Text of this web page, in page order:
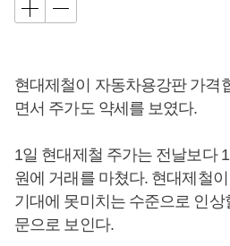
현대제철이 자동차용강판 가격
면서 주가도 약세를 보였다.
1일 현대제철 주가는 전날보다
원에 거래를 마쳤다. 현대제철
기대에 못미치는 수준으로 인상
문으로 보인다.